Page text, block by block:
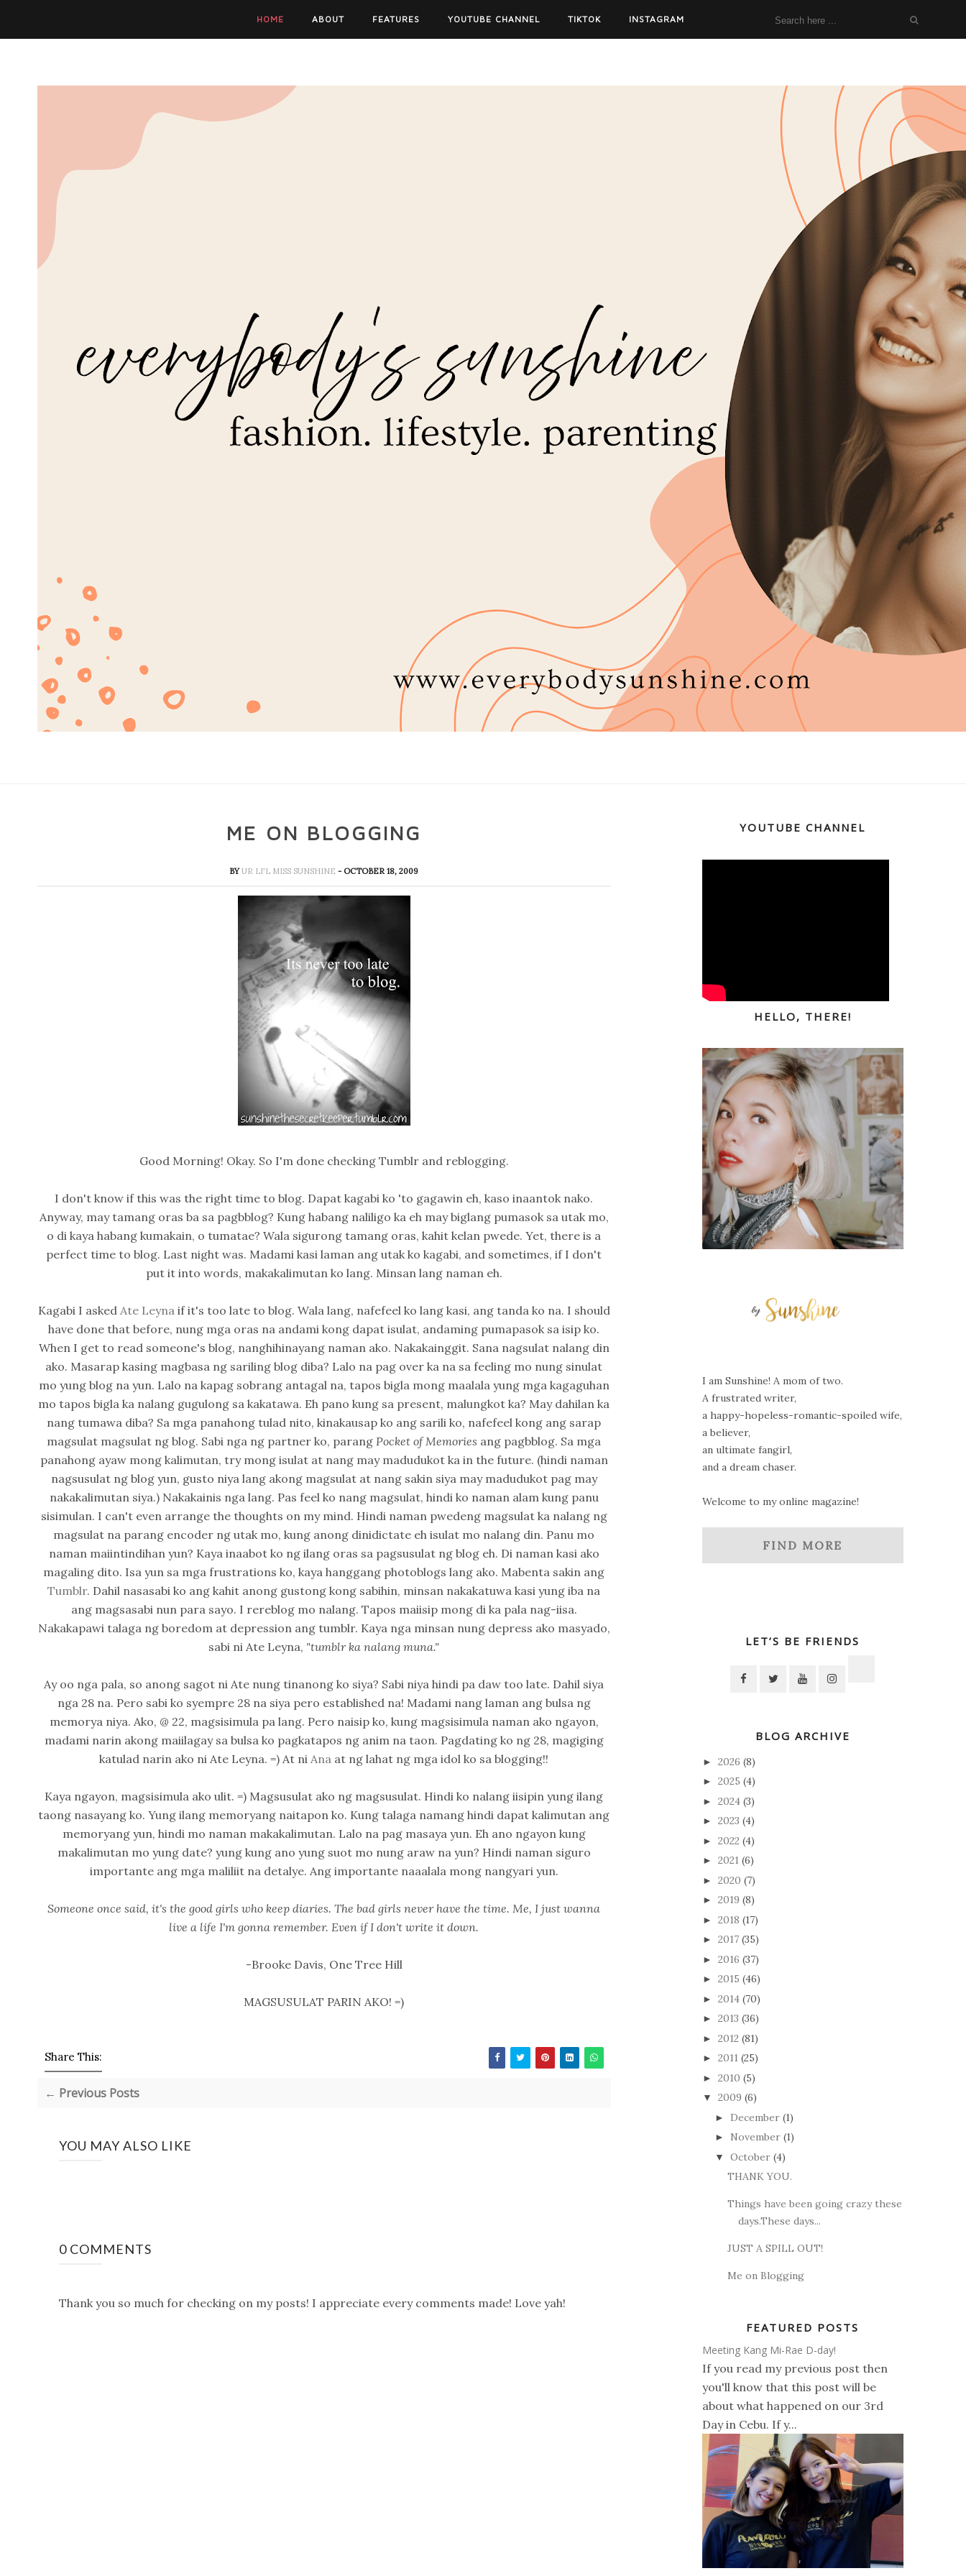
HOME ABOUT FEATURES YOUTUBE CHANNEL TIKTOK INSTAGRAM
ME ON BLOGGING
BYUR LI'L MISS SUNSHINE- OCTOBER 18, 2009
Good Morning! Okay. So I'm done checking Tumblr and reblogging.
I don't know if this was the right time to blog. Dapat kagabi ko 'to gagawin eh, kaso inaantok nako.
Anyway, may tamang oras ba sa pagbblog? Kung habang naliligo ka eh may biglang pumasok sa utak mo,
o di kaya habang kumakain, o tumatae? Wala sigurong tamang oras, kahit kelan pwede. Yet, there is a
perfect time to blog. Last night was. Madami kasi laman ang utak ko kagabi, and sometimes, if I don't
put it into words, makakalimutan ko lang. Minsan lang naman eh.
Kagabi I asked Ate Leynaif it's too late to blog. Wala lang, nafefeel ko lang kasi, ang tanda ko na. I should
have done that before, nung mga oras na andami kong dapat isulat, andaming pumapasok sa isip ko.
When I get to read someone's blog, nanghihinayang naman ako. Nakakainggit. Sana nagsulat nalang din
ako. Masarap kasing magbasa ng sariling blog diba? Lalo na pag over ka na sa feeling mo nung sinulat
mo yung blog na yun. Lalo na kapag sobrang antagal na, tapos bigla mong maalala yung mga kagaguhan
mo tapos bigla ka nalang gugulong sa kakatawa. Eh pano kung sa present, malungkot ka? May dahilan ka
nang tumawa diba? Sa mga panahong tulad nito, kinakausap ko ang sarili ko, nafefeel kong ang sarap
magsulat magsulat ng blog. Sabi nga ng partner ko, parangPocket of Memories ang pagbblog. Sa mga
panahong ayaw mong kalimutan, try mong isulat at nang may madudukot ka in the future. (hindi naman
nagsusulat ng blog yun, gusto niya lang akong magsulat at nang sakin siya may madudukot pag may
nakakalimutan siya.) Nakakainis nga lang. Pas feel ko nang magsulat, hindi ko naman alam kung panu
sisimulan. I can't even arrange the thoughts on my mind. Hindi naman pwedeng magsulat ka nalang ng
magsulat na parang encoder ng utak mo, kung anong dinidictate eh isulat mo nalang din. Panu mo
naman maiintindihan yun? Kaya inaabot ko ng ilang oras sa pagsusulat ng blog eh. Di naman kasi ako
magaling dito. Isa yun sa mga frustrations ko, kaya hanggang photoblogs lang ako. Mabenta sakin ang
Tumblr. Dahil nasasabi ko ang kahit anong gustong kong sabihin, minsan nakakatuwa kasi yung iba na
ang magsasabi nun para sayo. I rereblog mo nalang. Tapos maiisip mong di ka pala nag-iisa.
Nakakapawi talaga ng boredom at depression ang tumblr. Kaya nga minsan nung depress ako masyado,
sabi ni Ate Leyna, "tumblr ka nalang muna."
Ay oo nga pala, so anong sagot ni Ate nung tinanong ko siya? Sabi niya hindi pa daw too late. Dahil siya
nga 28 na. Pero sabi ko syempre 28 na siya pero established na! Madami nang laman ang bulsa ng
memorya niya. Ako, @ 22, magsisimula pa lang. Pero naisip ko, kung magsisimula naman ako ngayon,
madami narin akong maiilagay sa bulsa ko pagkatapos ng anim na taon. Pagdating ko ng 28, magiging
katulad narin ako ni Ate Leyna. =) At niAna at ng lahat ng mga idol ko sa blogging!!
Kaya ngayon, magsisimula ako ulit. =) Magsusulat ako ng magsusulat. Hindi ko nalang iisipin yung ilang
taong nasayang ko. Yung ilang memoryang naitapon ko. Kung talaga namang hindi dapat kalimutan ang
memoryang yun, hindi mo naman makakalimutan. Lalo na pag masaya yun. Eh ano ngayon kung
makalimutan mo yung date? yung kung ano yung suot mo nung araw na yun? Hindi naman siguro
importante ang mga maliliit na detalye. Ang importante naaalala mong nangyari yun.
Someone once said, it's the good girls who keep diaries. The bad girls never have the time. Me, I just wanna
live a life I'm gonna remember. Even if I don't write it down.
-Brooke Davis, One Tree Hill
MAGSUSULAT PARIN AKO! =)
Share This:
← Previous Posts
YOU MAY ALSO LIKE
0 COMMENTS
Thank you so much for checking on my posts! I appreciate every comments made! Love yah!
YOUTUBE CHANNEL
HELLO, THERE!
I am Sunshine! A mom of two.
A frustrated writer,
a happy-hopeless-romantic-spoiled wife,
a believer,
an ultimate fangirl,
and a dream chaser.
Welcome to my online magazine!
FIND MORE
LET’S BE FRIENDS
BLOG ARCHIVE
► 2026 (8)
► 2025 (4)
► 2024 (3)
► 2023 (4)
► 2022 (4)
► 2021 (6)
► 2020 (7)
► 2019 (8)
► 2018 (17)
► 2017 (35)
► 2016 (37)
► 2015 (46)
► 2014 (70)
► 2013 (36)
► 2012 (81)
► 2011 (25)
► 2010 (5)
▼ 2009 (6)
► December (1)
► November (1)
▼ October (4)
THANK YOU.
Things have been going crazy these
days.These days...
JUST A SPILL OUT!
Me on Blogging
FEATURED POSTS
Meeting Kang Mi-Rae D-day!
If you read my previous post then
you'll know that this post will be
about what happened on our 3rd
Day in Cebu. If y...